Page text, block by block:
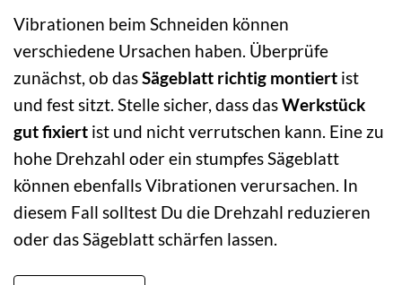
Vibrationen beim Schneiden können
verschiedene Ursachen haben. Überprüfe
zunächst, ob dasSägeblatt richtig montiert ist
und fest sitzt. Stelle sicher, dass dasWerkstück
gut fixiert ist und nicht verrutschen kann. Eine zu
hohe Drehzahl oder ein stumpfes Sägeblatt
können ebenfalls Vibrationen verursachen. In
diesem Fall solltest Du die Drehzahl reduzieren
oder das Sägeblatt schärfen lassen.